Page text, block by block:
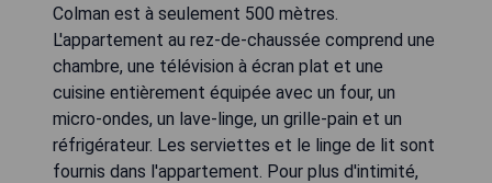
Colman est à seulement 500 mètres.
L'appartement au rez-de-chaussée comprend une
chambre, une télévision à écran plat et une
cuisine entièrement équipée avec un four, un
micro-ondes, un lave-linge, un grille-pain et un
réfrigérateur. Les serviettes et le linge de lit sont
fournis dans l'appartement. Pour plus d'intimité,